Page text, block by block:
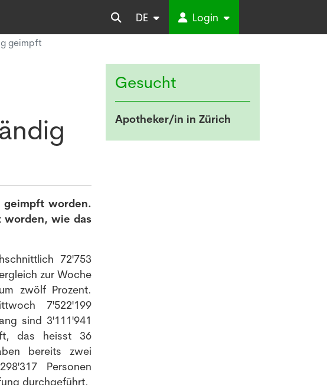
DE Login
geimpft
geimpft worden.
worden, wie das
72'753
zur Woche
zwölf Prozent.
7'522'199
sind 3'111'941
das heisst 36
bereits zwei
Personen
durchgeführt.
Gesucht
Apotheker/in in Zürich